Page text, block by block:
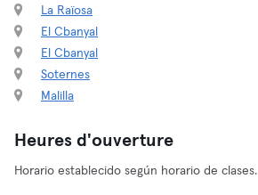
La Raïosa
El Cbanyal
El Cbanyal
Soternes
Malilla
Heures d'ouverture
Horario establecido según horario de clases.